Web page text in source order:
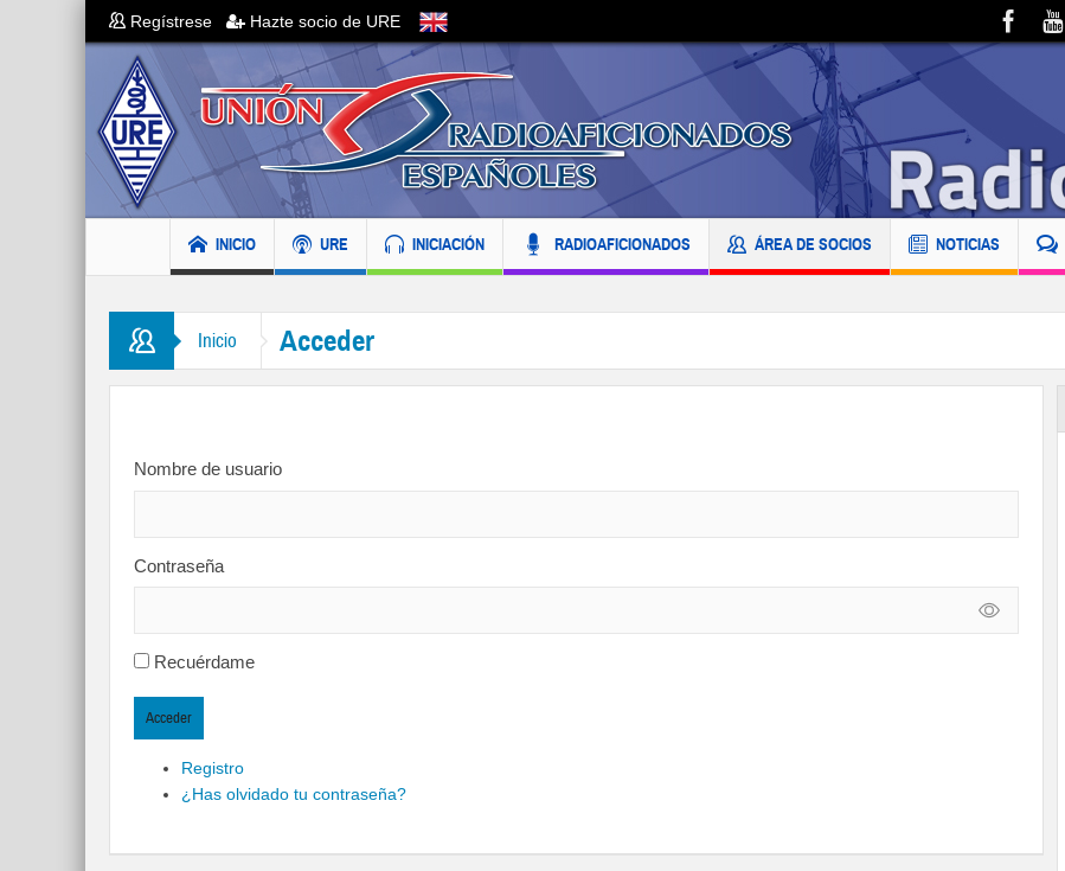
Regístrese Hazte socio de URE
INICIO URE INICIACIÓN RADIOAFICIONADOS ÁREA DE SOCIOS NOTICIAS
Inicio Acceder
Nombre de usuario
Contraseña
Recuérdame
Acceder
Registro
¿Has olvidado tu contraseña?